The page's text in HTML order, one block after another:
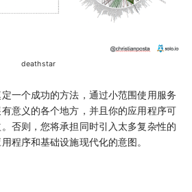
deathstar
一个成功的方法，通过小范围使用服务
意义的各个地方，并且你的应用程序可
否则，您将承担同时引入太多复杂性的
程序和基础设施现代化的意图。